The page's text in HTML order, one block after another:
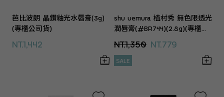
芭比波朗 晶鑽釉光水唇膏(3g)
(專櫃公司貨)
NT.1,442
shu uemura 植村秀 無色限透光
潤唇膏(#BR744)(2.8g)(專櫃公
NT.1,350 NT.779
SALE